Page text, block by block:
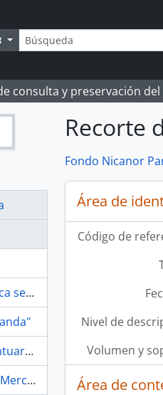
Search options
consulta y preservación
a Parra"
Parra"
El rey Lear"
Recorte
Fondo Nicanor
Área de
Código de
Nivel de
Volumen y
Área de